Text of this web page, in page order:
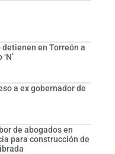
en Torreón a
a ex gobernador de
de abogados en
para construcción de